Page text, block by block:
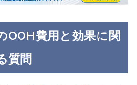
OOH費用と効果に関
質問